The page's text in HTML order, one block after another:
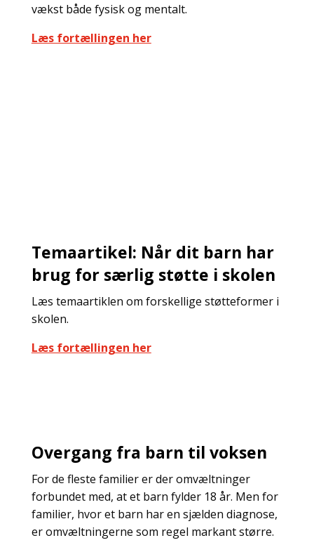
vækst både fysisk og mentalt.
Læs fortællingen her
Temaartikel: Når dit barn har
brug for særlig støtte i skolen
Læs temaartiklen om forskellige støtteformer i
skolen.
Læs fortællingen her
Overgang fra barn til voksen
For de fleste familier er der omvæltninger
forbundet med, at et barn fylder 18 år. Men for
familier, hvor et barn har en sjælden diagnose,
er omvæltningerne som regel markant større.